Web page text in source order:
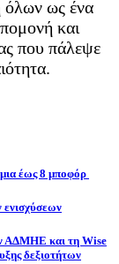
όλων ως ένα
και
που πάλεψε
έως 8 μποφόρ
ενισχύσεων
ΑΔΜΗΕ και τη Wise
δεξιοτήτων